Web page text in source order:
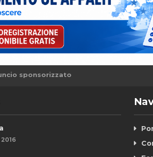
sponsorizzato